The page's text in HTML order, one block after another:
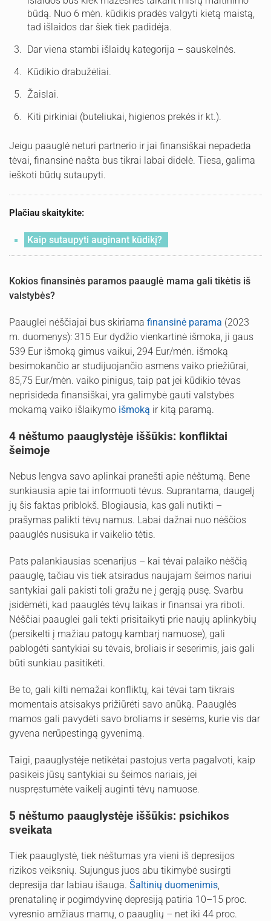
būdą. Nuo 6 mėn. kūdikis pradės valgyti kietą maistą,
tad išlaidos dar šiek tiek padidėja.
Dar viena stambi išlaidų kategorija – sauskelnės.
Kūdikio drabužėliai.
Žaislai.
Kiti pirkiniai (buteliukai, higienos prekės ir kt.).
Jeigu paauglė neturi partnerio ir jai finansiškai nepadeda
tėvai, finansinė našta bus tikrai labai didelė. Tiesa, galima
ieškoti būdų sutaupyti.
Plačiau skaitykite:
Kaip sutaupyti auginant kūdikį?
Kokios finansinės paramos paauglė mama gali tikėtis iš
valstybės?
Paauglei nėščiajai bus skiriama finansinė parama (2023
m. duomenys): 315 Eur dydžio vienkartinė išmoka, ji gaus
539 Eur išmoką gimus vaikui, 294 Eur/mėn. išmoką
besimokančio ar studijuojančio asmens vaiko priežiūrai,
85,75 Eur/mėn. vaiko pinigus, taip pat jei kūdikio tėvas
neprisideda finansiškai, yra galimybė gauti valstybės
mokamą vaiko išlaikymo išmoką ir kitą paramą.
4 nėštumo paauglystėje iššūkis: konfliktai
šeimoje
Nebus lengva savo aplinkai pranešti apie nėštumą. Bene
sunkiausia apie tai informuoti tėvus. Suprantama, daugelį
jų šis faktas priblokš. Blogiausia, kas gali nutikti –
prašymas palikti tėvų namus. Labai dažnai nuo nėščios
paauglės nusisuka ir vaikelio tėtis.
Pats palankiausias scenarijus – kai tėvai palaiko nėščią
paauglę, tačiau vis tiek atsiradus naujajam šeimos nariui
santykiai gali pakisti toli gražu ne į gerąją pusę. Svarbu
įsidėmėti, kad paauglės tėvų laikas ir finansai yra riboti.
Nėščiai paauglei gali tekti prisitaikyti prie naujų aplinkybių
(persikelti į mažiau patogų kambarį namuose), gali
pablogėti santykiai su tėvais, broliais ir seserimis, jais gali
būti sunkiau pasitikėti.
Be to, gali kilti nemažai konfliktų, kai tėvai tam tikrais
momentais atsisakys prižiūrėti savo anūką. Paauglės
mamos gali pavydėti savo broliams ir sesėms, kurie vis dar
gyvena nerūpestingą gyvenimą.
Taigi, paauglystėje netikėtai pastojus verta pagalvoti, kaip
pasikeis jūsų santykiai su šeimos nariais, jei
nuspręstumėte vaikelį auginti tėvų namuose.
5 nėštumo paauglystėje iššūkis: psichikos
sveikata
Tiek paauglystė, tiek nėštumas yra vieni iš depresijos
rizikos veiksnių. Sujungus juos abu tikimybė susirgti
depresija dar labiau išauga. Šaltinių duomenimis,
prenatalinę ir pogimdyvinę depresiją patiria 10–15 proc.
vyresnio amžiaus mamų, o paauglių – net iki 44 proc.